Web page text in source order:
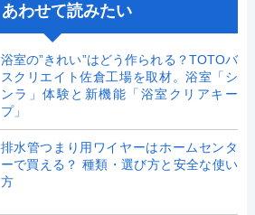
あわせて読みたい
浴室の”きれい”はどう作られる？TOTOバ
スクリエイト佐倉工場を取材。浴室「シ
ンラ」体験と新機能「浴室クリアキー
プ」
排水管つまり用ワイヤーはホームセンタ
ーで買える？ 種類・選び方と安全な使い
方